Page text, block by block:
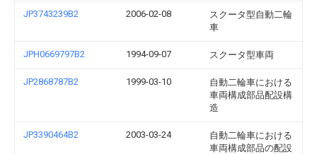
JP3743239B2 2006-02-08
スクータ型自動二輪
車
JPH0669797B2 1994-09-07 スクータ型車両
JP2868787B2 1999-03-10
自動二輪車における
車両構成部品配設構
造
JP3390464B2 2003-03-24
自動二輪車における
車両構成部品の配設